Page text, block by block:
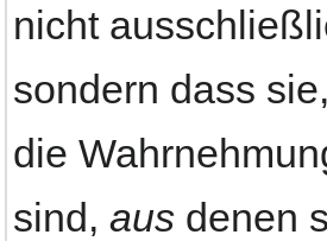
nicht
sondern dass
die
sind, aus denen